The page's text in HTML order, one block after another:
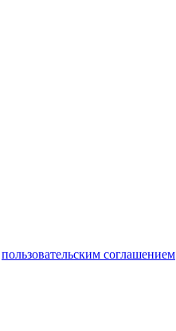
пользовательским соглашением